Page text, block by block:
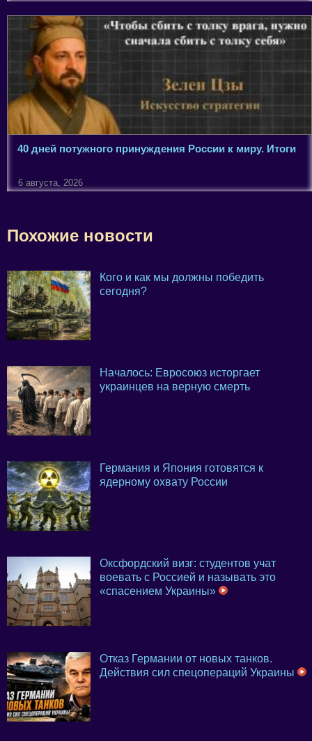
40 дней потужного принуждения России к миру. Итоги
6 августа, 2026
Похожие новости
Кого и как мы должны победить
сегодня?
Началось: Евросоюз исторгает
украинцев на верную смерть
Германия и Япония готовятся к
ядерному охвату России
Оксфордский визг: студентов учат
воевать с Россией и называть это
«спасением Украины»
Отказ Германии от новых танков.
Действия сил спецопераций Украины